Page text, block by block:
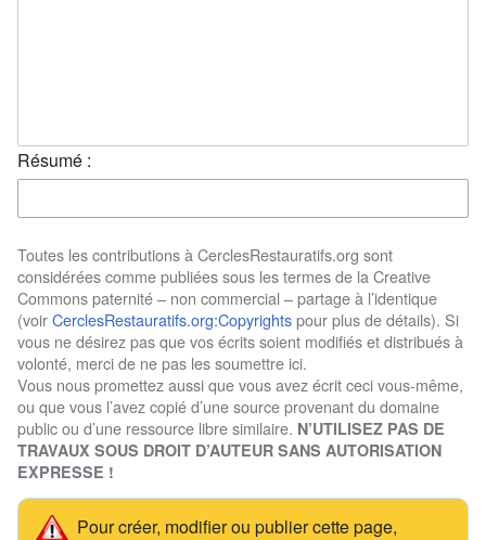
Résumé :
Toutes les contributions à CerclesRestauratifs.org sont
considérées comme publiées sous les termes de la Creative
Commons paternité – non commercial – partage à l’identique
(voirCerclesRestauratifs.org:Copyrightspour plus de détails). Si
vous ne désirez pas que vos écrits soient modifiés et distribués à
volonté, merci de ne pas les soumettre ici.
Vous nous promettez aussi que vous avez écrit ceci vous-même,
ou que vous l’avez copié d’une source provenant du domaine
public ou d’une ressource libre similaire. N’UTILISEZ PAS DE
TRAVAUX SOUS DROIT D’AUTEUR SANS AUTORISATION
EXPRESSE !
Pour créer, modifier ou publier cette page,